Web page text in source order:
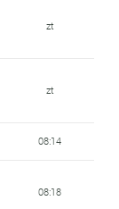
zt
zt
08:14
08:18